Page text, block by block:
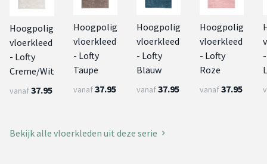
Hoogpolig
vloerkleed
- Lofty
Creme/Wit
vanaf37.95
Hoogpolig
vloerkleed
- Lofty
Taupe
vanaf37.95
Hoogpolig
vloerkleed
- Lofty
Blauw
vanaf37.95
Hoogpolig
vloerkleed
- Lofty
Roze
vanaf37.95
Bekijk alle vloerkleden uit deze serie